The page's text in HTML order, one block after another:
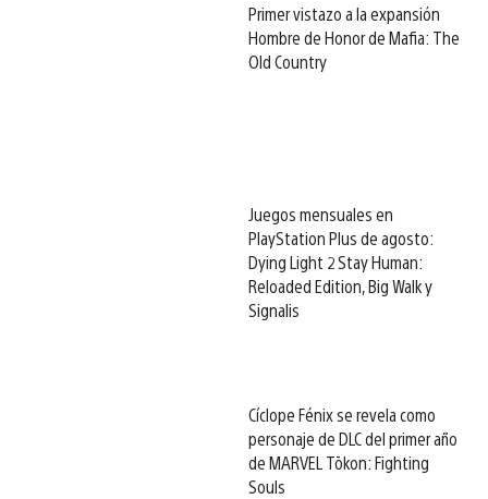
Primer vistazo a la expansión
Hombre de Honor de Mafia: The
Old Country
Juegos mensuales en
PlayStation Plus de agosto:
Dying Light 2 Stay Human:
Reloaded Edition, Big Walk y
Signalis
Cíclope Fénix se revela como
personaje de DLC del primer año
de MARVEL Tōkon: Fighting
Souls